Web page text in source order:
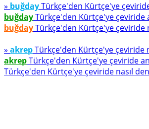
» buğdayTürkçe'den Kürtçe'ye
buğdayTürkçe'den Kürtçe'ye çeviride
buğdayTürkçe'den Kürtçe'ye çeviride
» akrepTürkçe'den Kürtçe'ye çeviride
akrepTürkçe'den Kürtçe'ye çeviride
Türkçe'den Kürtçe'ye çeviride nasıl